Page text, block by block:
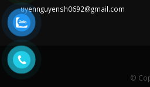
uyennguyensh0692@gmail.com
©